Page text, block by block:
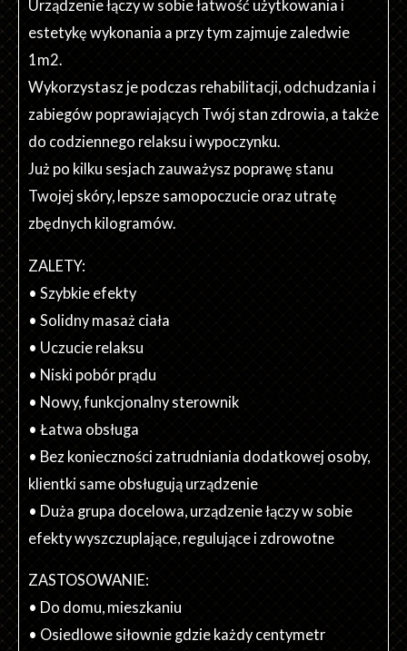
Urządzenie łączy w sobie łatwość użytkowania i
estetykę wykonania a przy tym zajmuje zaledwie
1m2.
Wykorzystasz je podczas rehabilitacji, odchudzania i
zabiegów poprawiających Twój stan zdrowia, a także
do codziennego relaksu i wypoczynku.
Już po kilku sesjach zauważysz poprawę stanu
Twojej skóry, lepsze samopoczucie oraz utratę
zbędnych kilogramów.
ZALETY:
• Szybkie efekty
• Solidny masaż ciała
• Uczucie relaksu
• Niski pobór prądu
• Nowy, funkcjonalny sterownik
• Łatwa obsługa
• Bez konieczności zatrudniania dodatkowej osoby,
klientki same obsługują urządzenie
• Duża grupa docelowa, urządzenie łączy w sobie
efekty wyszczuplające, regulujące i zdrowotne
ZASTOSOWANIE:
• Do domu, mieszkaniu
• Osiedlowe siłownie gdzie każdy centymetr